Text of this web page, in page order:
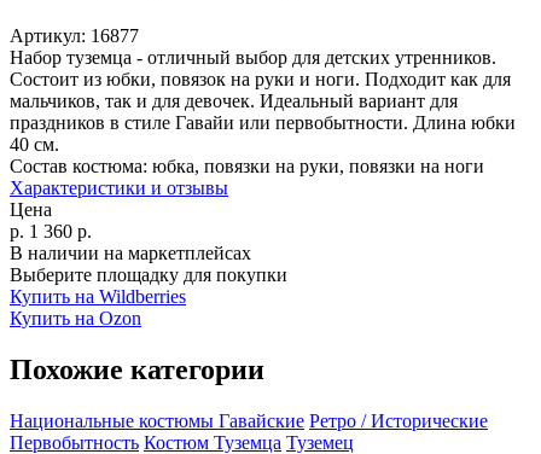
Артикул: 16877
Набор туземца - отличный выбор для детских утренников.
Состоит из юбки, повязок на руки и ноги. Подходит как для
мальчиков, так и для девочек. Идеальный вариант для
праздников в стиле Гавайи или первобытности. Длина юбки
40 см.
Состав костюма: юбка, повязки на руки, повязки на ноги
Характеристики и отзывы
Цена
р. 1 360 р.
В наличии на маркетплейсах
Выберите площадку для покупки
Купить на Wildberries
Купить на Ozon
Похожие категории
Национальные костюмы Гавайские Ретро / Исторические
Первобытность Костюм Туземца Туземец